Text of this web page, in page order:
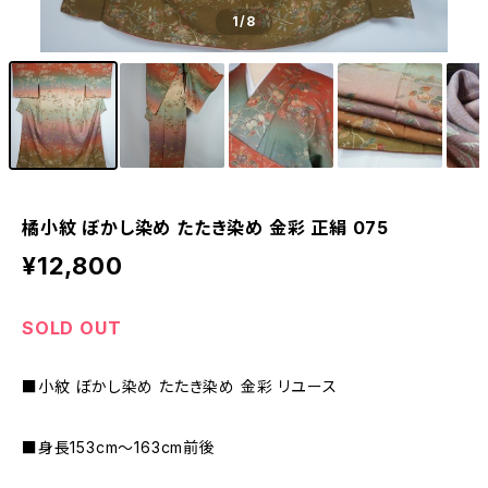
1/8
橘小紋 ぼかし染め たたき染め 金彩 正絹 075
¥12,800
SOLD OUT
■小紋 ぼかし染め たたき染め 金彩 リユース
■身長153cm～163cm前後